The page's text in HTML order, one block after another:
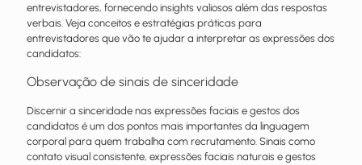
entrevistadores, fornecendo insights valiosos além das respostas
verbais. Veja conceitos e estratégias práticas para
entrevistadores que vão te ajudar a interpretar as expressões dos
candidatos:
Observação de sinais de sinceridade
Discernir a sinceridade nas expressões faciais e gestos dos
candidatos é um dos pontos mais importantes da linguagem
corporal para quem trabalha com recrutamento. Sinais como
contato visual consistente, expressões faciais naturais e gestos